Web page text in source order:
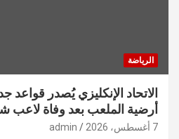
الرياضة
الاتحاد الإنكليزي يُصدر
أرضية الملعب بعد وفاة لاعب
7 أغسطس، 2026 admin